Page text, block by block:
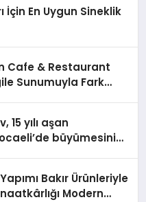
İçin En Uygun Sineklik
Cafe & Restaurant
Sunumuyla Fark
15 yılı aşan
büyümesini
Bakır Ürünleriyle
Modern